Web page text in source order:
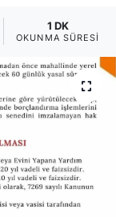
1 DK
OKUNMA SÜRESI